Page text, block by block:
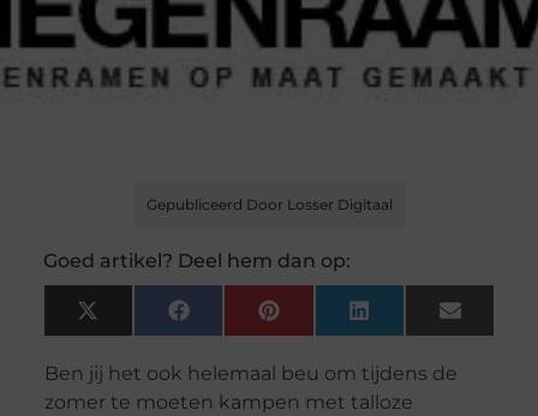
Gepubliceerd Door Losser Digitaal
Goed artikel? Deel hem dan op:
X
(Twitter)
FacebookPinterest LinkedIn Email
Ben jij het ook helemaal beu om tijdens de
zomer te moeten kampen met talloze